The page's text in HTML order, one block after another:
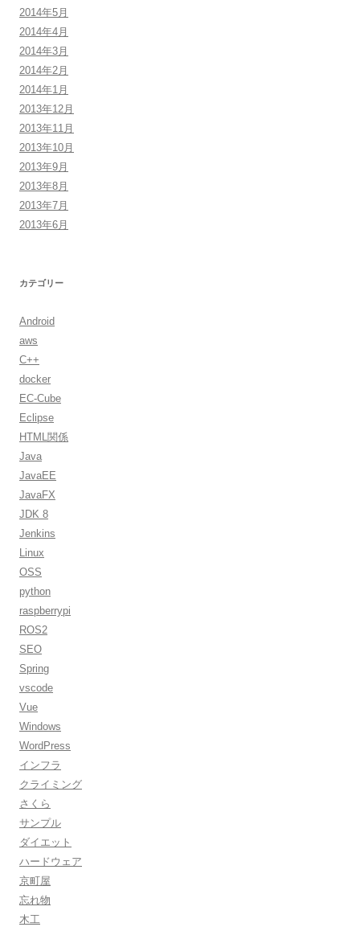
2014年5月
2014年4月
2014年3月
2014年2月
2014年1月
2013年12月
2013年11月
2013年10月
2013年9月
2013年8月
2013年7月
2013年6月
カテゴリー
Android
aws
C++
docker
EC-Cube
Eclipse
HTML関係
Java
JavaEE
JavaFX
JDK 8
Jenkins
Linux
OSS
python
raspberrypi
ROS2
SEO
Spring
vscode
Vue
Windows
WordPress
インフラ
クライミング
さくら
サンプル
ダイエット
ハードウェア
京町屋
忘れ物
木工